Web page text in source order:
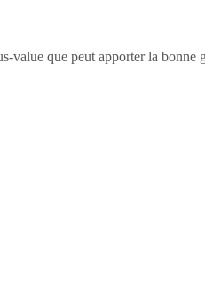
value que peut apporter la bonne